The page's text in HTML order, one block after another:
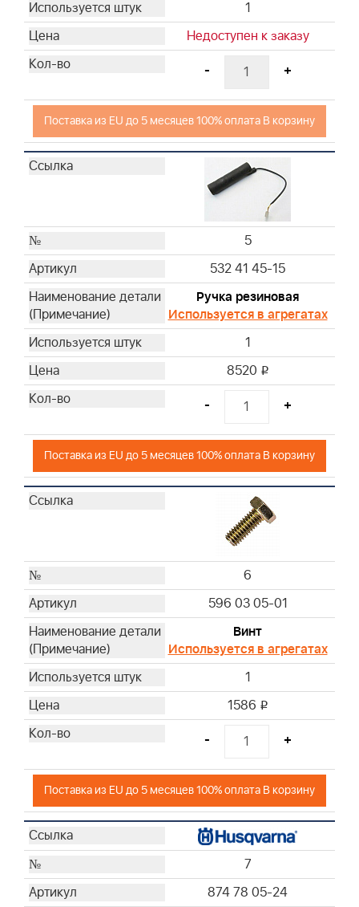
1
Недоступен к заказу
-
+
Поставка из EU до 5 месяцев 100% оплата В корзину
5
532 41 45-15
Ручка резиновая
Используется в агрегатах
1
8520 i
- +
Поставка из EU до 5 месяцев 100% оплата В корзину
6
596 03 05-01
Винт
Используется в агрегатах
1
1586 i
- +
Поставка из EU до 5 месяцев 100% оплата В корзину
7
874 78 05-24